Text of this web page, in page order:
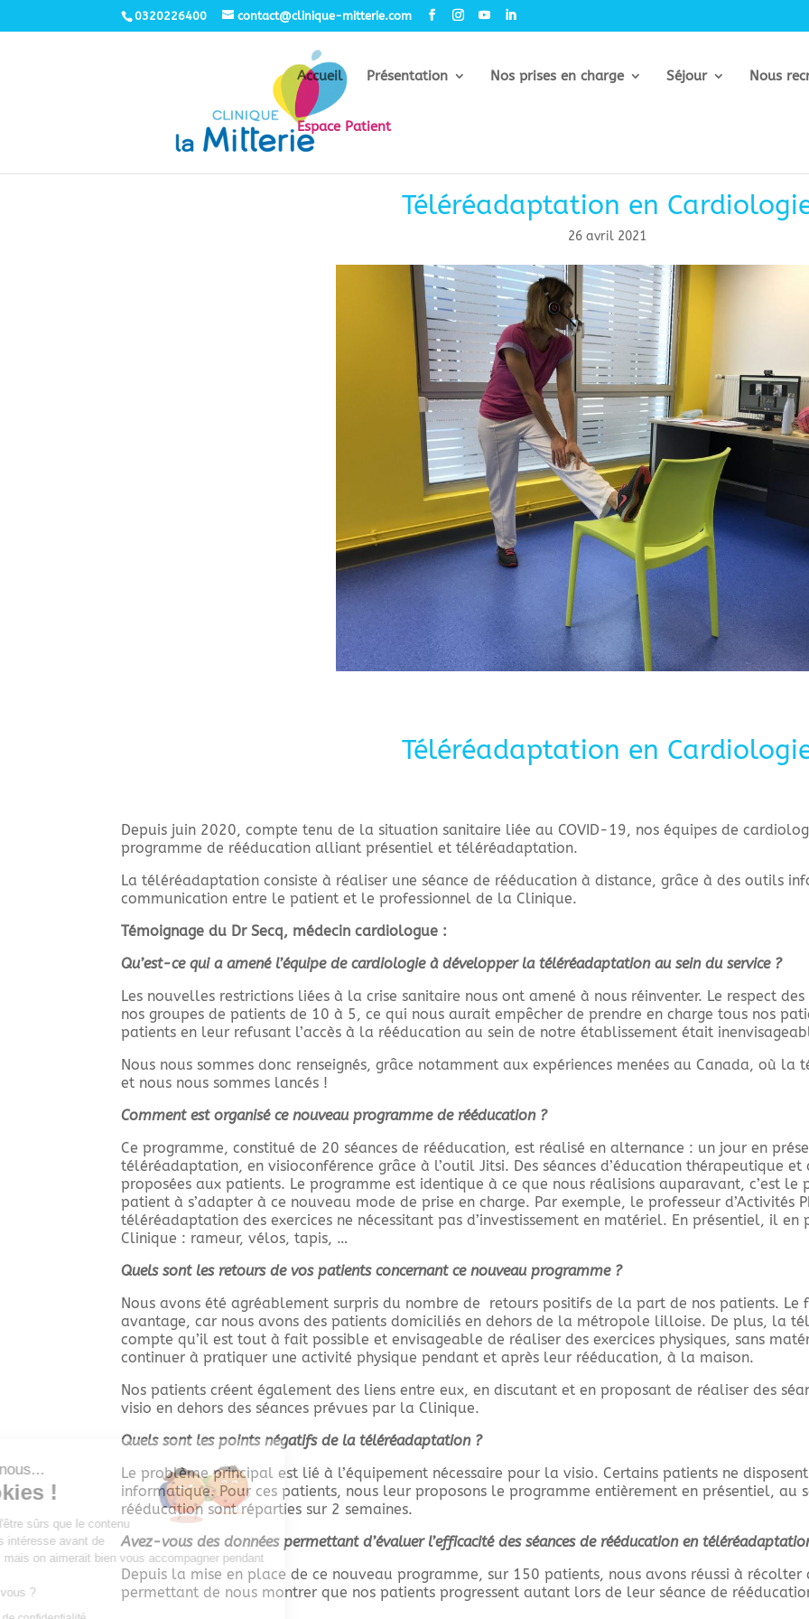
0320226400 contact@clinique-mitterie.com
Accueil Présentation Nos prises en charge Séjour Nous
Espace Patient
Téléréadaptation en
26 avril 2021
Téléréadaptation en
Depuis juin 2020, compte tenu de la situation sanitaire liée au COVID-19, nos équipes de
programme de rééducation alliant présentiel et téléréadaptation.
La téléréadaptation consiste à réaliser une séance de rééducation à distance, grâce à des outils
communication entre le patient et le professionnel de la Clinique.
Témoignage du Dr Secq, médecin cardiologue :
Qu’est-ce qui a amené l’équipe de cardiologie à développer la téléréadaptation au sein du service ?
Les nouvelles restrictions liées à la crise sanitaire nous ont amené à nous réinventer. Le respect
nos groupes de patients de 10 à 5, ce qui nous aurait empêcher de prendre en charge tous nos
patients en leur refusant l’accès à la rééducation au sein de notre établissement était
Nous nous sommes donc renseignés, grâce notamment aux expériences menées au Canada, où
et nous nous sommes lancés !
Comment est organisé ce nouveau programme de rééducation ?
Ce programme, constitué de 20 séances de rééducation, est réalisé en alternance : un jour en
téléréadaptation, en visioconférence grâce à l’outil Jitsi. Des séances d’éducation thérapeutique
proposées aux patients. Le programme est identique à ce que nous réalisions auparavant, c’est
patient à s’adapter à ce nouveau mode de prise en charge. Par exemple, le professeur d’Activités
téléréadaptation des exercices ne nécessitant pas d’investissement en matériel. En présentiel, il
Clinique : rameur, vélos, tapis, …
Quels sont les retours de vos patients concernant ce nouveau programme ?
Nous avons été agréablement surpris du nombre de retours positifs de la part de nos patients.
avantage, car nous avons des patients domiciliés en dehors de la métropole lilloise. De plus, la
compte qu’il est tout à fait possible et envisageable de réaliser des exercices physiques, sans
continuer à pratiquer une activité physique pendant et après leur rééducation, à la maison.
Nos patients créent également des liens entre eux, en discutant et en proposant de réaliser des
visio en dehors des séances prévues par la Clinique.
Quels sont les points négatifs de la téléréadaptation ?
Le problème principal est lié à l’équipement nécessaire pour la visio. Certains patients ne
informatique. Pour ces patients, nous leur proposons le programme entièrement en présentiel, au
rééducation sont réparties sur 2 semaines.
Avez-vous des données permettant d’évaluer l’efficacité des séances de rééducation en
Depuis la mise en place de ce nouveau programme, sur 150 patients, nous avons réussi à récolter
permettant de nous montrer que nos patients progressent autant lors de leur séance de
Salut c'est nous...
les Cookies !
On a attendu d'être sûrs que le contenu
de ce site vous intéresse avant de
vous déranger, mais on aimerait bien vous accompagner pendant
C'est OK pour vous ?